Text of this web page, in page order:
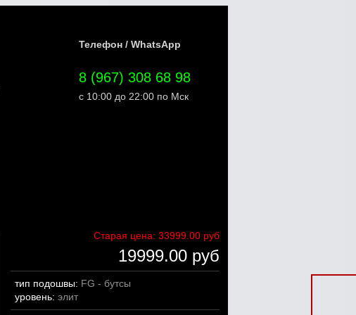
Телефон / WhatsApp
8 (967) 308 68 98
с 10:00 до 22:00 по Мск
Старая цена: 33999.00 руб
19999.00 руб
тип подошвы: FG - бутсы
уровень: элит